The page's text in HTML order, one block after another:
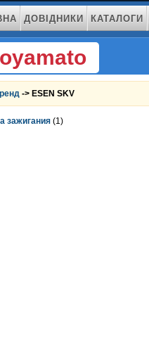
ДОВІДНИКИ КАТАЛОГИ
-> ESEN SKV
зажигания (1)